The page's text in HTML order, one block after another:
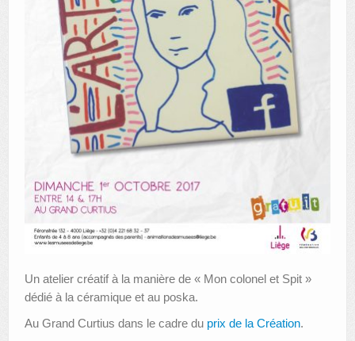
Un atelier créatif à la manière de « Mon colonel et Spit »
dédié à la céramique et au poska.
Au Grand Curtius dans le cadre du prix de la Création.